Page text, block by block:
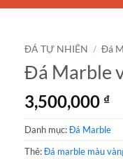
ĐÁ TỰ NHIÊN / Đá
Đá Marble
3,500,000 ₫
Danh mục:Đá Marble
Thẻ:Đá marble màu